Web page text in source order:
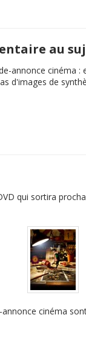
au
annonce cinéma
d'images de
qui sortira
cinéma